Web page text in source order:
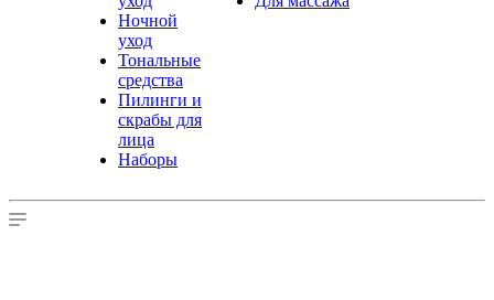
Ночной
уход
Тональные
средства
Пилинги и
скрабы для
лица
Наборы